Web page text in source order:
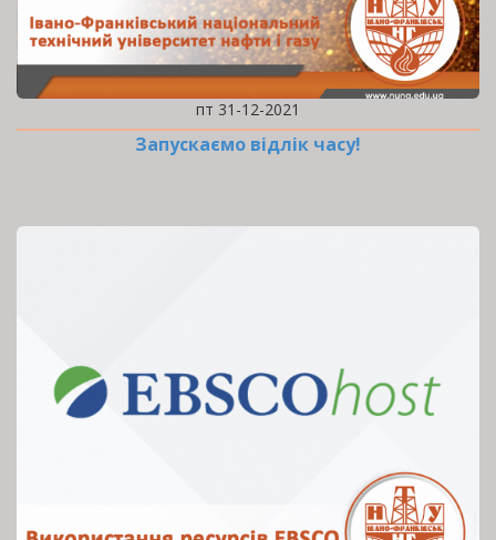
пт 31-12-2021
Запускаємо відлік часу!